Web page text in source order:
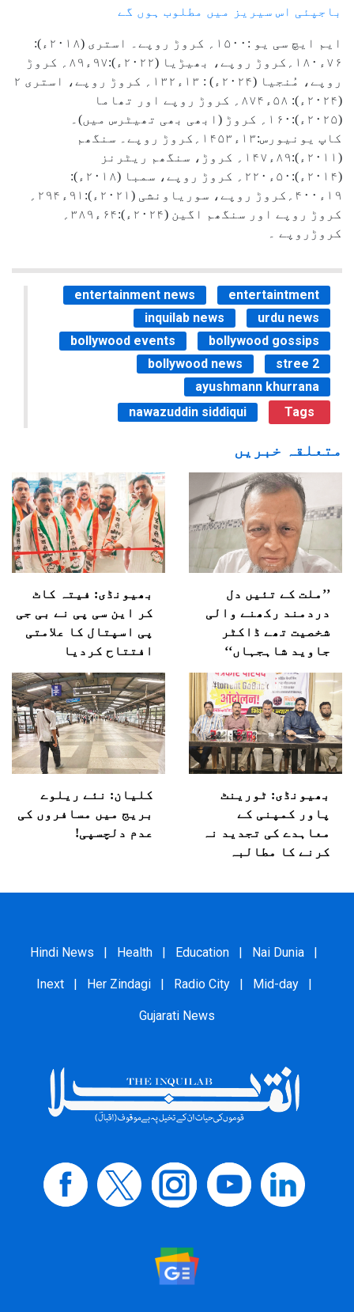
باجپئی اس سیریز میں مطلوب ہوں گے
ایم ایچ سی یو :۱۵۰۰؍ کروڑ روپے۔ استری (۲۰۱۸ء):
۷۶ء۱۸۰؍کروڑ روپے، بھیڑیا (۲۰۲۲ء):۹۷ء۸۹؍ کروڑ
روپے، مُنجیا (۲۰۲۴ء) : ۱۳ء۱۳۲؍ کروڑ روپے، استری ۲
(۲۰۲۴ء): ۵۸ء۸۷۴؍ کروڑ روپے اور تھاما
(۲۰۲۵ء):۱۶۰؍ کروڑ (ابھی بھی تھیٹرس میں)۔
کاپ یونیورس:۱۳ء۱۴۵۳؍کروڑ روپے۔ سنگھم
(۲۰۱۱ء):۸۹ء۱۴۷؍ کروڑ، سنگھم ریٹرنز
(۲۰۱۴ء):۵۰ء۲۲۰؍ کروڑ روپے، سمبا (۲۰۱۸ء):
کروڑروپے ۔
entertainment news
entertaintment
inquilab news
urdu news
bollywood events
bollywood gossips
bollywood news
stree 2
ayushmann khurrana
nawazuddin siddiqui
Tags
متعلقہ خبریں
’’ملت کے تئیں دل
دردمند رکھنے والی
شخصیت تھے ڈاکٹر
جاوید شاہجہاں‘‘
بھیونڈی: فیتہ کاٹ
کر این سی پی نے بی جی
پی اسپتال کا علامتی
افتتاح کردیا
بھیونڈی: ٹورینٹ
پاور کمپنی کے
معاہدے کی تجدید نہ
کرنے کا مطالبہ
کلیان: نئے ریلوے
بریج میں مسافروں کی
عدم دلچسپی!
Hindi News | Health | Education | Nai Dunia |
Inext | Her Zindagi | Radio City | Mid-day |
Gujarati News